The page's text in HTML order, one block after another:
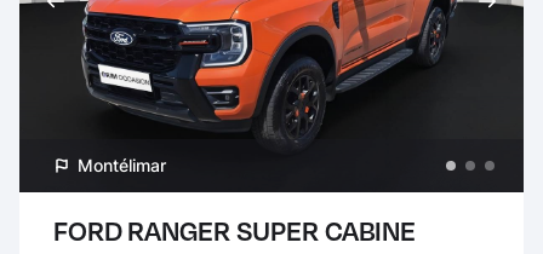
Montélimar
FORD RANGER SUPER CABINE